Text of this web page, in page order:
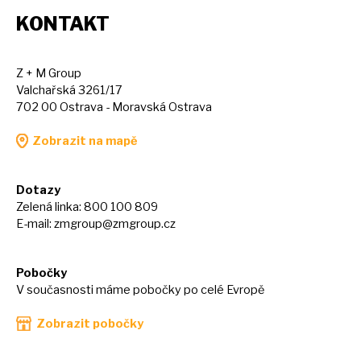
KONTAKT
Z + M Group
Valchařská 3261/17
702 00 Ostrava - Moravská Ostrava
Zobrazit na mapě
Dotazy
Zelená linka: 800 100 809
E-mail: zmgroup@zmgroup.cz
Pobočky
V současnosti máme pobočky po celé Evropě
Zobrazit pobočky